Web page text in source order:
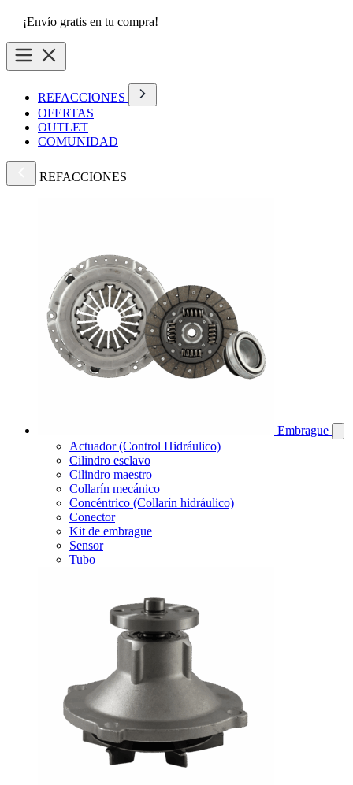
¡Envío gratis en tu compra!
REFACCIONES
OFERTAS
OUTLET
COMUNIDAD
REFACCIONES
Embrague
Actuador (Control Hidráulico)
Cilindro esclavo
Cilindro maestro
Collarín mecánico
Concéntrico (Collarín hidráulico)
Conector
Kit de embrague
Sensor
Tubo